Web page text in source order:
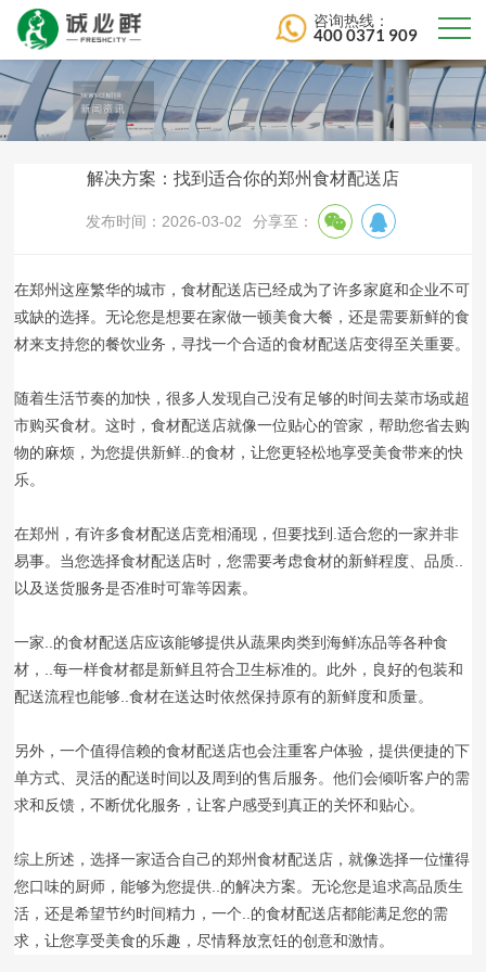
咨询热线：
400 0371 909
解决方案：找到适合你的郑州食材配送店
发布时间：2026-03-02 分享至：
在郑州这座繁华的城市，食材配送店已经成为了许多家庭和企业不可
或缺的选择。无论您是想要在家做一顿美食大餐，还是需要新鲜的食
材来支持您的餐饮业务，寻找一个合适的食材配送店变得至关重要。
随着生活节奏的加快，很多人发现自己没有足够的时间去菜市场或超
市购买食材。这时，食材配送店就像一位贴心的管家，帮助您省去购
物的麻烦，为您提供新鲜..的食材，让您更轻松地享受美食带来的快
乐。
在郑州，有许多食材配送店竞相涌现，但要找到.适合您的一家并非
易事。当您选择食材配送店时，您需要考虑食材的新鲜程度、品质..
以及送货服务是否准时可靠等因素。
一家..的食材配送店应该能够提供从蔬果肉类到海鲜冻品等各种食
材，..每一样食材都是新鲜且符合卫生标准的。此外，良好的包装和
配送流程也能够..食材在送达时依然保持原有的新鲜度和质量。
另外，一个值得信赖的食材配送店也会注重客户体验，提供便捷的下
单方式、灵活的配送时间以及周到的售后服务。他们会倾听客户的需
求和反馈，不断优化服务，让客户感受到真正的关怀和贴心。
综上所述，选择一家适合自己的郑州食材配送店，就像选择一位懂得
您口味的厨师，能够为您提供..的解决方案。无论您是追求高品质生
活，还是希望节约时间精力，一个..的食材配送店都能满足您的需
求，让您享受美食的乐趣，尽情释放烹饪的创意和激情。